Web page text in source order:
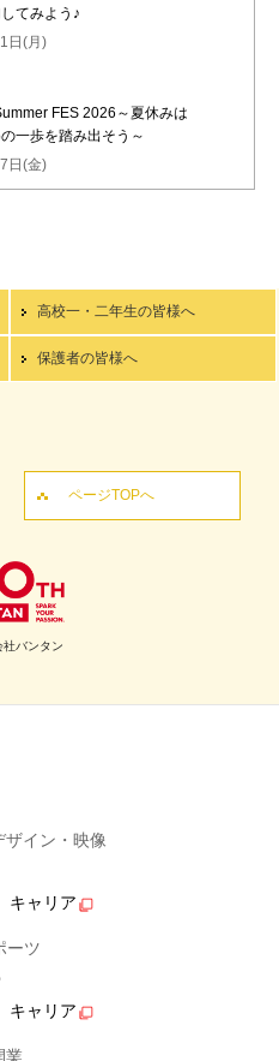
てみよう♪
日(月)
FES 2026～夏休みは
一歩を踏み出そう～
日(金)
高校一・二年生の皆様へ
保護者の皆様へ
ページTOPへ
バンタン
ザイン・映像
キャリア
ーツ
キャリア
業